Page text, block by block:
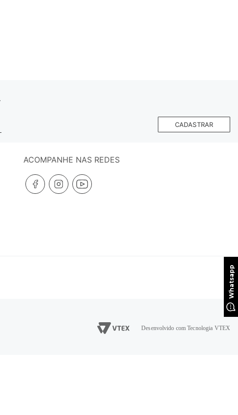
CADASTRAR
ACOMPANHE NAS REDES
Desenvolvido com Tecnologia VTEX